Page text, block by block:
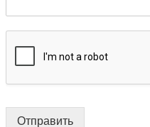
Отправить